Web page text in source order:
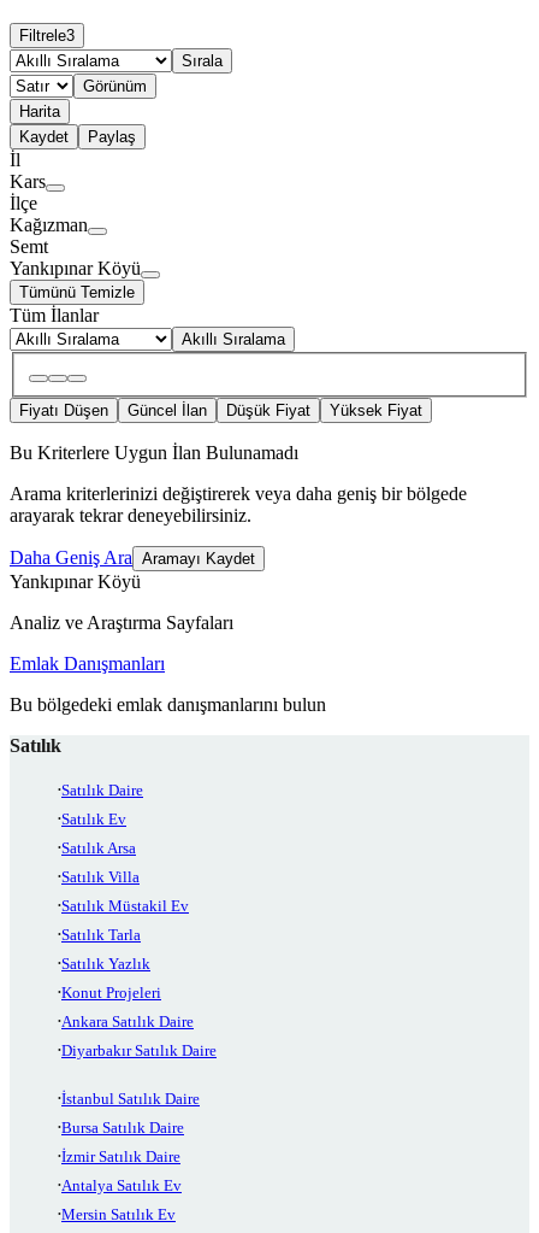
Filtrele3
Sırala
Görünüm
Harita
Kaydet
Paylaş
İl
Kars
İlçe
Kağızman
Semt
Yankıpınar Köyü
Tümünü Temizle
Tüm İlanlar
Akıllı Sıralama
Fiyatı Düşen Güncel İlan Düşük Fiyat Yüksek Fiyat
Bu Kriterlere Uygun İlan Bulunamadı
Arama kriterlerinizi değiştirerek veya daha geniş bir bölgede
arayarak tekrar deneyebilirsiniz.
Daha Geniş Ara Aramayı Kaydet
Yankıpınar Köyü
Analiz ve Araştırma Sayfaları
Emlak Danışmanları
Bu bölgedeki emlak danışmanlarını bulun
Satılık
Satılık Daire
Satılık Ev
Satılık Arsa
Satılık Villa
Satılık Müstakil Ev
Satılık Tarla
Satılık Yazlık
Konut Projeleri
Ankara Satılık Daire
Diyarbakır Satılık Daire
İstanbul Satılık Daire
Bursa Satılık Daire
İzmir Satılık Daire
Antalya Satılık Ev
Mersin Satılık Ev